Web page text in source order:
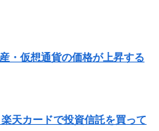
・仮想通貨の価格が上昇する
天カードで投資信託を買って